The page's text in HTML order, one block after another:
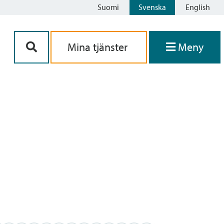
Suomi Svenska English
Mina tjänster Meny